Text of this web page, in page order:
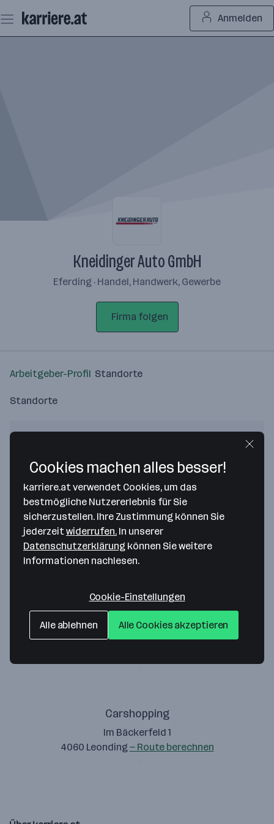
Seiteninhalt
springen
Anmelden
Kneidinger Auto GmbH
Eferding · Handel, Handwerk, Gewerbe
Firma folgen
Arbeitgeber-Profil Standorte
Standorte
Bitte stimme unseren Cookie-
Richtlinien zu, um diese Karte
anzuzeigen.
Zustimmung geben
Kneidinger Auto GmbH
Bahnhofstraße 70
Carshopping
Im Bäckerfeld 1
4060 Leonding — Route berechnen
Cookies machen alles besser!
karriere.at verwendet Cookies, um das
bestmögliche Nutzererlebnis für Sie
sicherzustellen. Ihre Zustimmung können Sie
jederzeitwiderrufen. In unserer
Datenschutzerklärung können Sie weitere
Informationen nachlesen.
Cookie-Einstellungen
Alle ablehnen Alle Cookies akzeptieren